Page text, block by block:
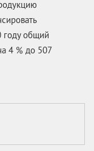
году общий
4 % до 507